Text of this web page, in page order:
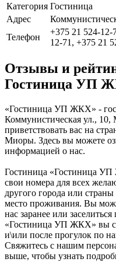
Категория Гостиница
Адрес
Телефон
+375 21 524-12-
12-71, +375 21
Отзывы и
Гостиница УП
«Гостиница УП ЖКХ» -
Коммунистическая ул.,
приветствовать вас на
Миоры. Здесь вы можете
информацией о нас.
Гостиница «Гостиница УП
свои номера для всех
другого города или
место проживания. Вы
нас заранее или
«Гостиница УП ЖКХ» вы
и\или после прогулок по
Свяжитесь с нашим
выше, чтобы узнать